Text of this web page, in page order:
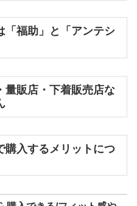
「福助」と「アンテシ
量販店・下着販売店な
購入するメリットにつ